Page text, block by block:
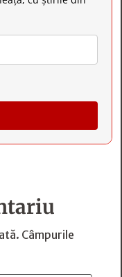
Câmpurile